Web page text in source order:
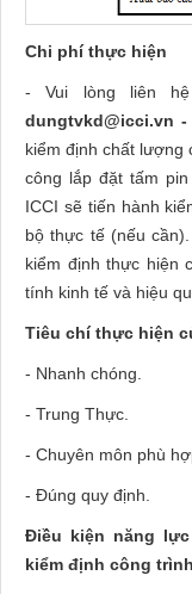
Chi phí thực hiện
- Vui lòng liên
dungtvkd@icci.vn -
kiểm định chất lượng
công lắp đặt tấm
ICCI sẽ tiến hành
bộ thực tế (nếu
kiểm định thực hiện
tính kinh tế và hiệu
Tiêu chí thực hiện
- Nhanh chóng.
- Trung Thực.
- Chuyên môn phù
- Đúng quy định.
Điều kiện năng
kiểm định công trình